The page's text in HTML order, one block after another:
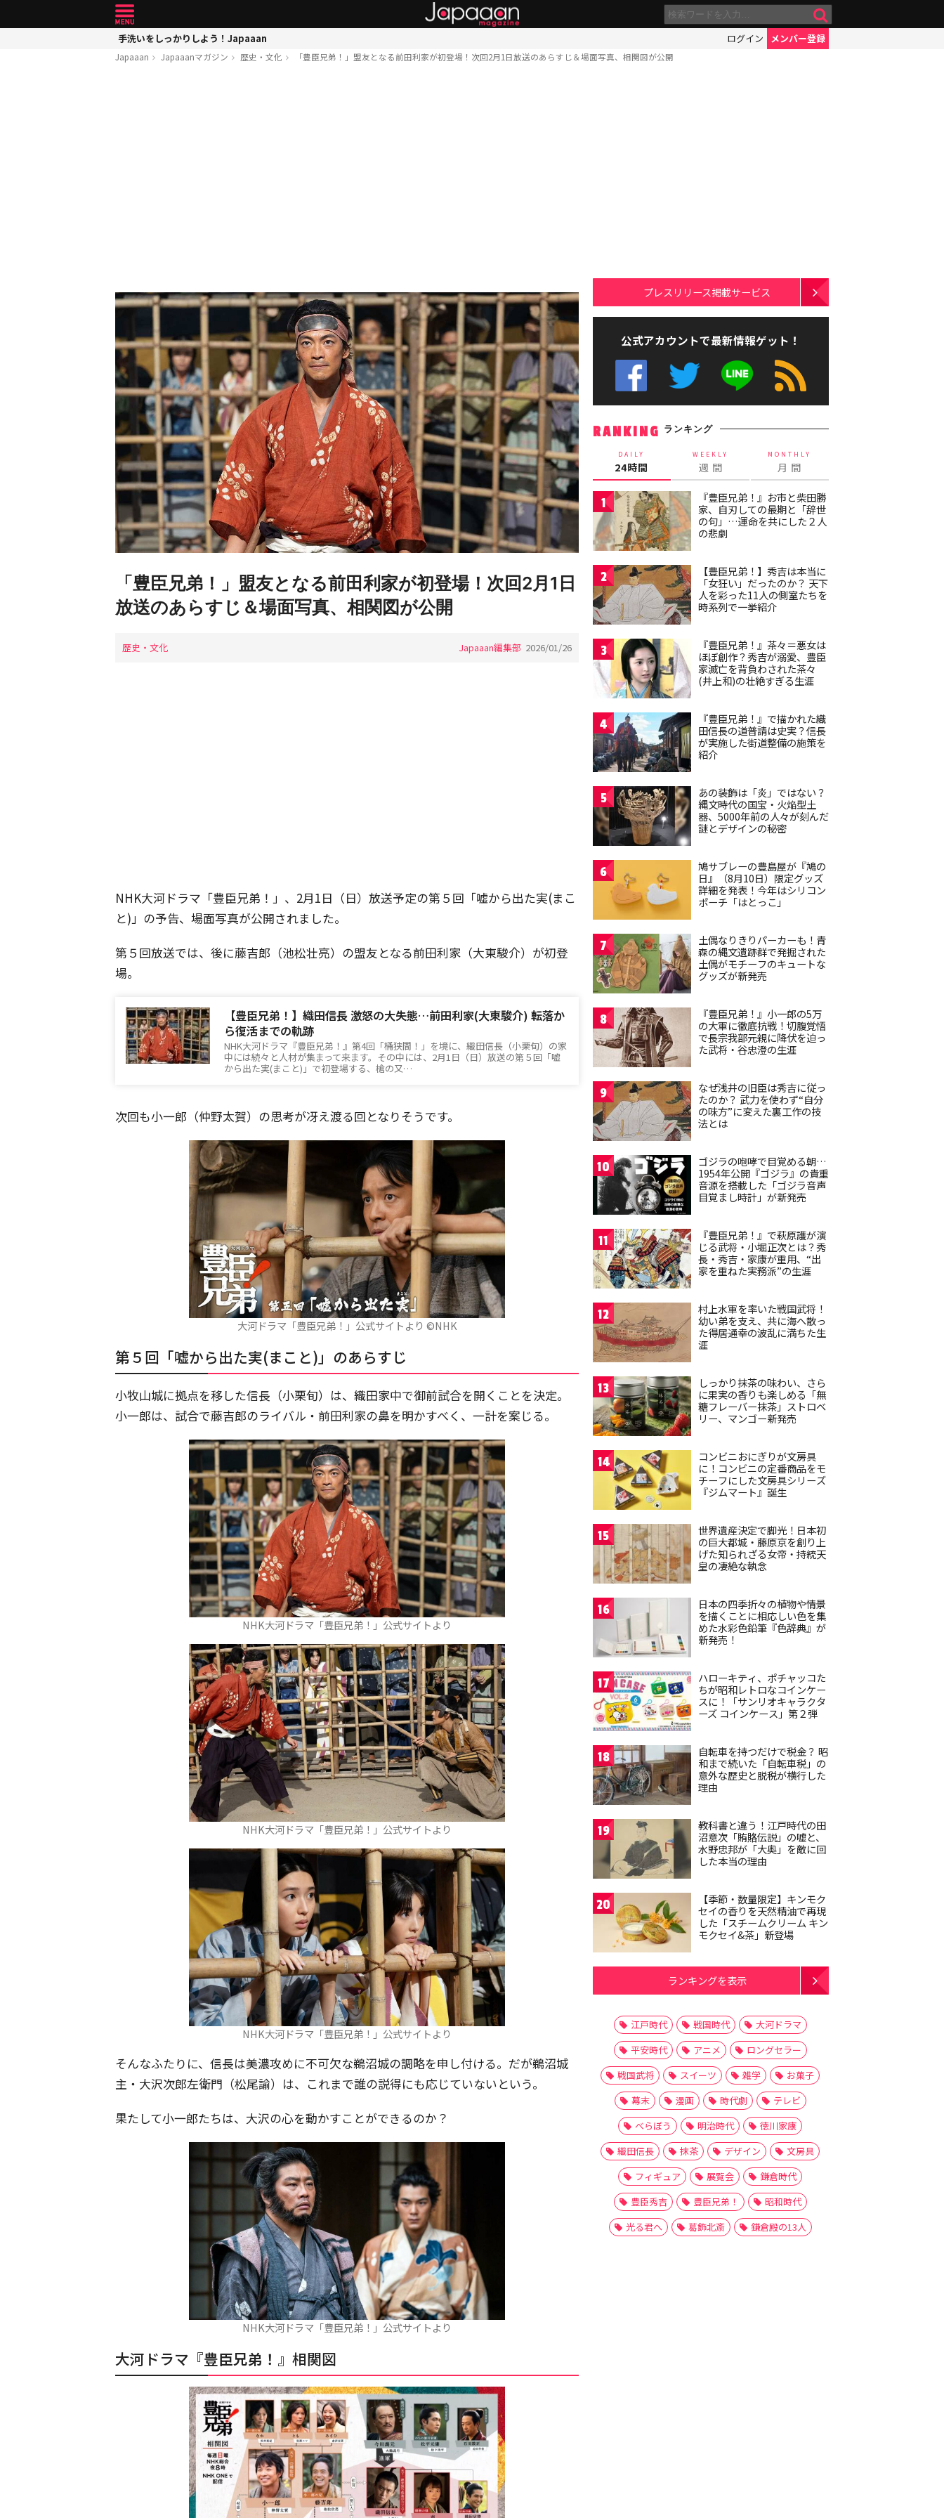
手洗いをしっかりしよう！Japaaan ログイン メンバー登録
Japaaan Japaaanマガジン 歴史・文化 「豊臣兄弟！」盟友となる前田利家が初登場！次回2月1日放送のあらすじ＆場面写真、相関図が公開
「豊臣兄弟！」盟友となる前田利家が初登場！次回2月1日
放送のあらすじ＆場面写真、相関図が公開
歴史・文化 Japaaan編集部 2026/01/26
NHK大河ドラマ「豊臣兄弟！」、2月1日（日）放送予定の第５回「嘘から出た実(まこ
と)」の予告、場面写真が公開されました。
第５回放送では、後に藤吉郎（池松壮亮）の盟友となる前田利家（大東駿介）が初登
場。
【豊臣兄弟！】織田信長 激怒の大失態…前田利家(大東駿介) 転落か
ら復活までの軌跡
NHK大河ドラマ『豊臣兄弟！』第4回「桶狭間！」を境に、織田信長（小栗旬）の家
中には続々と人材が集まって来ます。その中には、2月1日（日）放送の第５回「嘘
から出た実(まこと)」で初登場する、槍の又…
次回も小一郎（仲野太賀）の思考が冴え渡る回となりそうです。
大河ドラマ「豊臣兄弟！」公式サイトより ©️NHK
第５回「嘘から出た実(まこと)」のあらすじ
小牧山城に拠点を移した信長（小栗旬）は、織田家中で御前試合を開くことを決定。
小一郎は、試合で藤吉郎のライバル・前田利家の鼻を明かすべく、一計を案じる。
NHK大河ドラマ「豊臣兄弟！」公式サイトより
NHK大河ドラマ「豊臣兄弟！」公式サイトより
NHK大河ドラマ「豊臣兄弟！」公式サイトより
そんなふたりに、信長は美濃攻めに不可欠な鵜沼城の調略を申し付ける。だが鵜沼城
主・大沢次郎左衛門（松尾諭）は、これまで誰の説得にも応じていないという。
果たして小一郎たちは、大沢の心を動かすことができるのか？
NHK大河ドラマ「豊臣兄弟！」公式サイトより
大河ドラマ『豊臣兄弟！ 』相関図
プレスリリース掲載サービス
公式アカウントで最新情報ゲット！
RANKING ランキング
DAILY
24時間
WEEKLY
週 間
MONTHLY
月 間
1
『豊臣兄弟！』お市と柴田勝
家、自刃しての最期と「辞世
の句」…運命を共にした２人
の悲劇
2
【豊臣兄弟！】秀吉は本当に
「女狂い」だったのか？ 天下
人を彩った11人の側室たちを
時系列で一挙紹介
3
『豊臣兄弟！』茶々＝悪女は
ほぼ創作？秀吉が溺愛、豊臣
家滅亡を背負わされた茶々
(井上和)の壮絶すぎる生涯
4
『豊臣兄弟！』で描かれた織
田信長の道普請は史実？信長
が実施した街道整備の施策を
紹介
5
あの装飾は「炎」ではない？
縄文時代の国宝・火焔型土
器、5000年前の人々が刻んだ
謎とデザインの秘密
6
鳩サブレーの豊島屋が『鳩の
日』（8月10日）限定グッズ
詳細を発表！今年はシリコン
ポーチ「はとっこ」
7
土偶なりきりパーカーも！青
森の縄文遺跡群で発掘された
土偶がモチーフのキュートな
グッズが新発売
8
『豊臣兄弟！』小一郎の5万
の大軍に徹底抗戦！切腹覚悟
で長宗我部元親に降伏を迫っ
た武将・谷忠澄の生涯
9
なぜ浅井の旧臣は秀吉に従っ
たのか？ 武力を使わず“自分
の味方”に変えた裏工作の技
法とは
10
ゴジラの咆哮で目覚める朝…
1954年公開『ゴジラ』の貴重
音源を搭載した「ゴジラ音声
目覚まし時計」が新発売
11
『豊臣兄弟！』で萩原護が演
じる武将・小堀正次とは？秀
長・秀吉・家康が重用、“出
家を重ねた実務派”の生涯
12
村上水軍を率いた戦国武将！
幼い弟を支え、共に海へ散っ
た得居通幸の波乱に満ちた生
涯
13
しっかり抹茶の味わい、さら
に果実の香りも楽しめる「無
糖フレーバー抹茶」ストロベ
リー、マンゴー新発売
14
コンビニおにぎりが文房具
に！コンビニの定番商品をモ
チーフにした文房具シリーズ
『ジムマート』誕生
15
世界遺産決定で脚光！日本初
の巨大都城・藤原京を創り上
げた知られざる女帝・持統天
皇の凄絶な執念
16
日本の四季折々の植物や情景
を描くことに相応しい色を集
めた水彩色鉛筆『色辞典』が
新発売！
17
ハローキティ、ポチャッコた
ちが昭和レトロなコインケー
スに！「サンリオキャラクタ
ーズ コインケース」第２弾
18
自転車を持つだけで税金？ 昭
和まで続いた「自転車税」の
意外な歴史と脱税が横行した
理由
19
教科書と違う！江戸時代の田
沼意次「賄賂伝説」の嘘と、
水野忠邦が「大奥」を敵に回
した本当の理由
20
【季節・数量限定】キンモク
セイの香りを天然精油で再現
した「スチームクリーム キン
モクセイ&茶」新登場
ランキングを表示
江戸時代 戦国時代
大河ドラマ
平安時代
アニメ
ロングセラー
戦国武将
スイーツ 雑学
お菓子
幕末
漫画 時代劇
テレビ
べらぼう
明治時代
徳川家康
織田信長
抹茶 デザイン
文房具
フィギュア
展覧会
鎌倉時代
豊臣秀吉
豊臣兄弟！
昭和時代
光る君へ
葛飾北斎 鎌倉殿の13人